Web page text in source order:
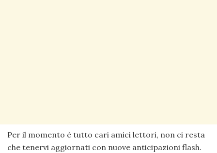
Per il momento è tutto cari amici lettori, non ci resta
che tenervi aggiornati con nuove anticipazioni flash.